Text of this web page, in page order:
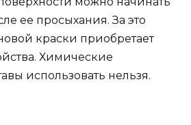
ее просыхания. За это
краски приобретает
Химические
использовать нельзя.